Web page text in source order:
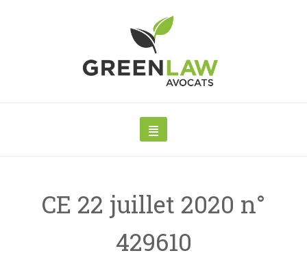
CE 22 juillet 2020 n°
429610